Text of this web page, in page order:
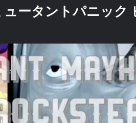
ータントパニック